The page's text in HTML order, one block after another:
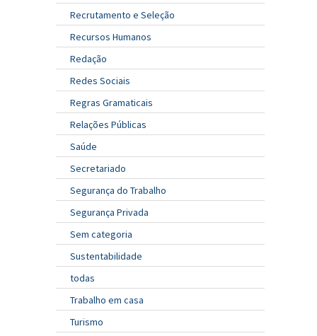
Recrutamento e Seleção
Recursos Humanos
Redação
Redes Sociais
Regras Gramaticais
Relações Públicas
Saúde
Secretariado
Segurança do Trabalho
Segurança Privada
Sem categoria
Sustentabilidade
todas
Trabalho em casa
Turismo